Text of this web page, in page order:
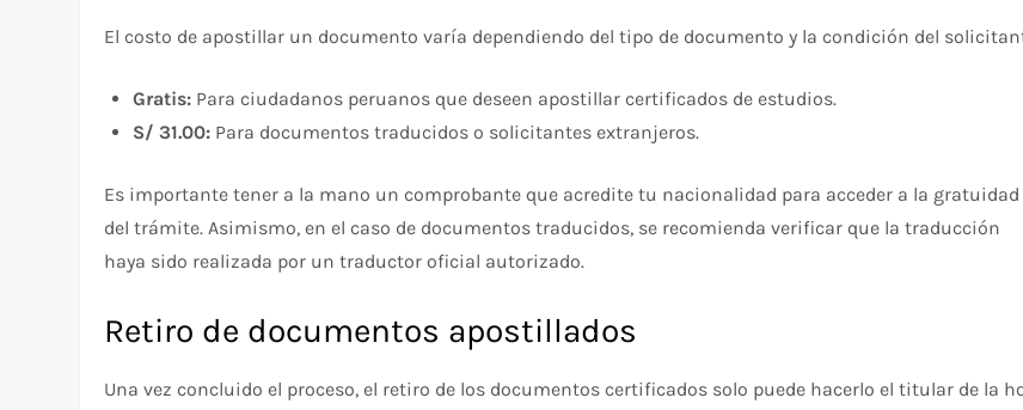
El costo de apostillar un documento varía dependiendo del tipo de documento y la condición del
Gratis: Para ciudadanos peruanos que deseen apostillar certificados de estudios.
S/ 31.00: Para documentos traducidos o solicitantes extranjeros.
Es importante tener a la mano un comprobante que acredite tu nacionalidad para acceder a la gratuidad
del trámite. Asimismo, en el caso de documentos traducidos, se recomienda verificar que la traducción
haya sido realizada por un traductor oficial autorizado.
Retiro de documentos apostillados
Una vez concluido el proceso, el retiro de los documentos certificados solo puede hacerlo el titular de la